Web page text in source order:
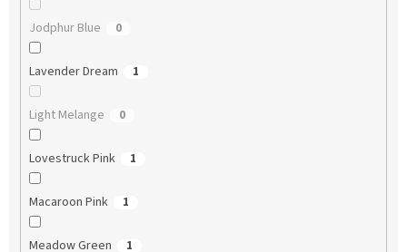
Jodphur Blue 0
Lavender Dream 1
Light Melange 0
Lovestruck Pink 1
Macaroon Pink 1
Meadow Green 1